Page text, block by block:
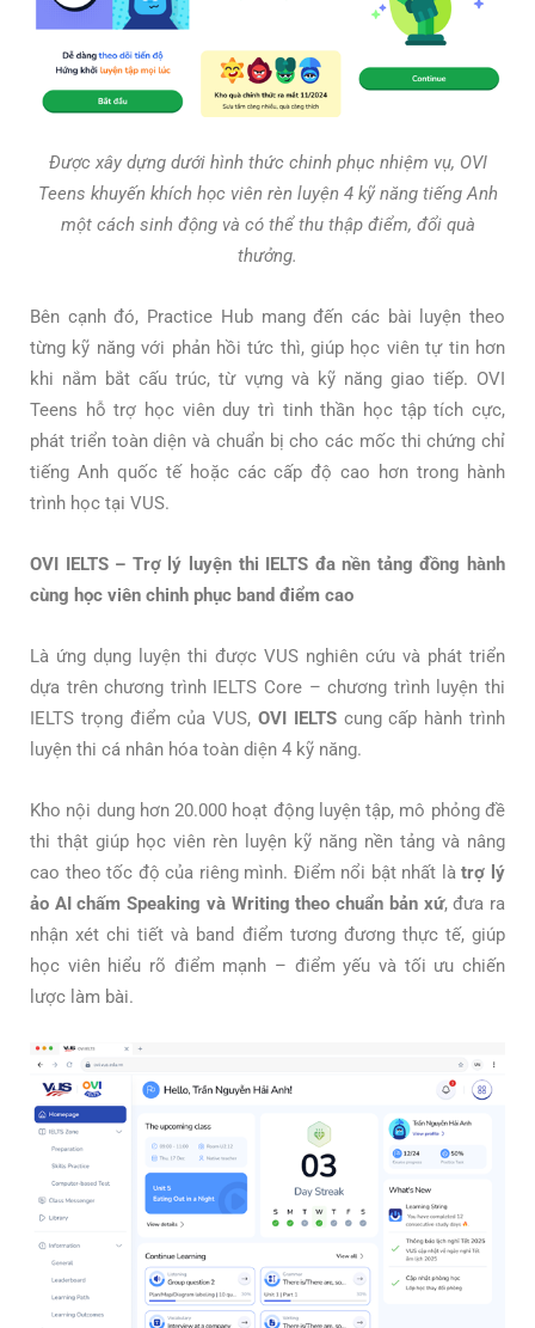
Được xây dựng dưới hình thức chinh phục nhiệm vụ, OVI
Teens khuyến khích học viên rèn luyện 4 kỹ năng tiếng Anh
một cách sinh động và có thể thu thập điểm, đổi quà
thưởng.
Bên cạnh đó, Practice Hub mang đến các bài luyện theo
từng kỹ năng với phản hồi tức thì, giúp học viên tự tin hơn
khi nắm bắt cấu trúc, từ vựng và kỹ năng giao tiếp. OVI
Teens hỗ trợ học viên duy trì tinh thần học tập tích cực,
phát triển toàn diện và chuẩn bị cho các mốc thi chứng chỉ
tiếng Anh quốc tế hoặc các cấp độ cao hơn trong hành
trình học tại VUS.
OVI IELTS – Trợ lý luyện thi IELTS đa nền tảng đồng hành
cùng học viên chinh phục band điểm cao
Là ứng dụng luyện thi được VUS nghiên cứu và phát triển
dựa trên chương trình IELTS Core – chương trình luyện thi
IELTS trọng điểm của VUS, OVI IELTScung cấp hành trình
luyện thi cá nhân hóa toàn diện 4 kỹ năng.
Kho nội dung hơn 20.000 hoạt động luyện tập, mô phỏng đề
thi thật giúp học viên rèn luyện kỹ năng nền tảng và nâng
cao theo tốc độ của riêng mình. Điểm nổi bật nhất làtrợ lý
ảo AI chấm Speaking và Writing theo chuẩn bản xứ, đưa ra
nhận xét chi tiết và band điểm tương đương thực tế, giúp
học viên hiểu rõ điểm mạnh – điểm yếu và tối ưu chiến
lược làm bài.